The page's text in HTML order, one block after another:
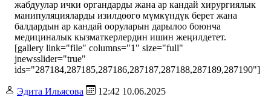
жабдуулар ички органдарды жана ар кандай хирургиялык
манипуляцияларды изилдөөгө мүмкүндүк берет жана
балдардын ар кандай ооруларын дарылоо боюнча
медициналык кызматкерлердин ишин жеңилдетет.
[gallery link="file" columns="1" size="full"
jnewsslider="true"
ids="287184,287185,287186,287187,287188,287189,287190"]
Эдита Ильясова 12:42 10.06.2025